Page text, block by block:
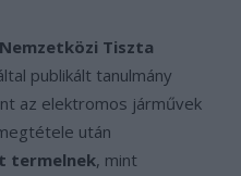
Nemzetközi Tiszta
publikált tanulmány
az elektromos járművek
után
termelnek, mint